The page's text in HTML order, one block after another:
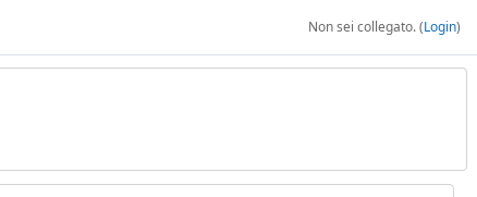
Non sei collegato. (Login)